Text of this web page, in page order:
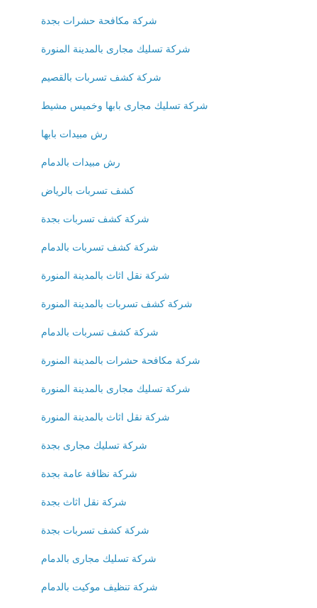
شركة مكافحة حشرات بجدة
شركة تسليك مجارى بالمدينة المنورة
شركة كشف تسربات بالقصيم
شركة تسليك مجارى بابها وخميس مشيط
رش مبيدات بابها
رش مبيدات بالدمام
كشف تسربات بالرياض
شركة كشف تسربات بجدة
شركة كشف تسربات بالدمام
شركة نقل اثاث بالمدينة المنورة
شركة كشف تسربات بالمدينة المنورة
شركة كشف تسربات بالدمام
شركة مكافحة حشرات بالمدينة المنورة
شركة تسليك مجارى بالمدينة المنورة
شركة نقل اثاث بالمدينة المنورة
شركة تسليك مجارى بجدة
شركة نظافة عامة بجدة
شركة نقل اثاث بجدة
شركة كشف تسربات بجدة
شركة تسليك مجارى بالدمام
شركة تنظيف موكيت بالدمام